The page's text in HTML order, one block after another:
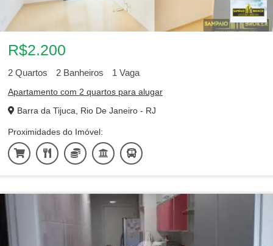
R$2.200
2 Quartos 2 Banheiros 1 Vaga
Apartamento com 2 quartos para alugar
Barra da Tijuca, Rio De Janeiro - RJ
Proximidades do Imóvel: